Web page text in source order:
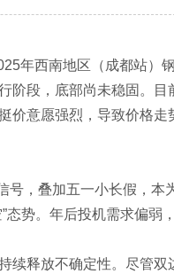
年西南地区（成都站）
阶段，底部尚未稳固。
价意愿强烈，导致价格走
号，叠加五一小长假，
态势。年后投机需求偏
续释放不确定性。尽管